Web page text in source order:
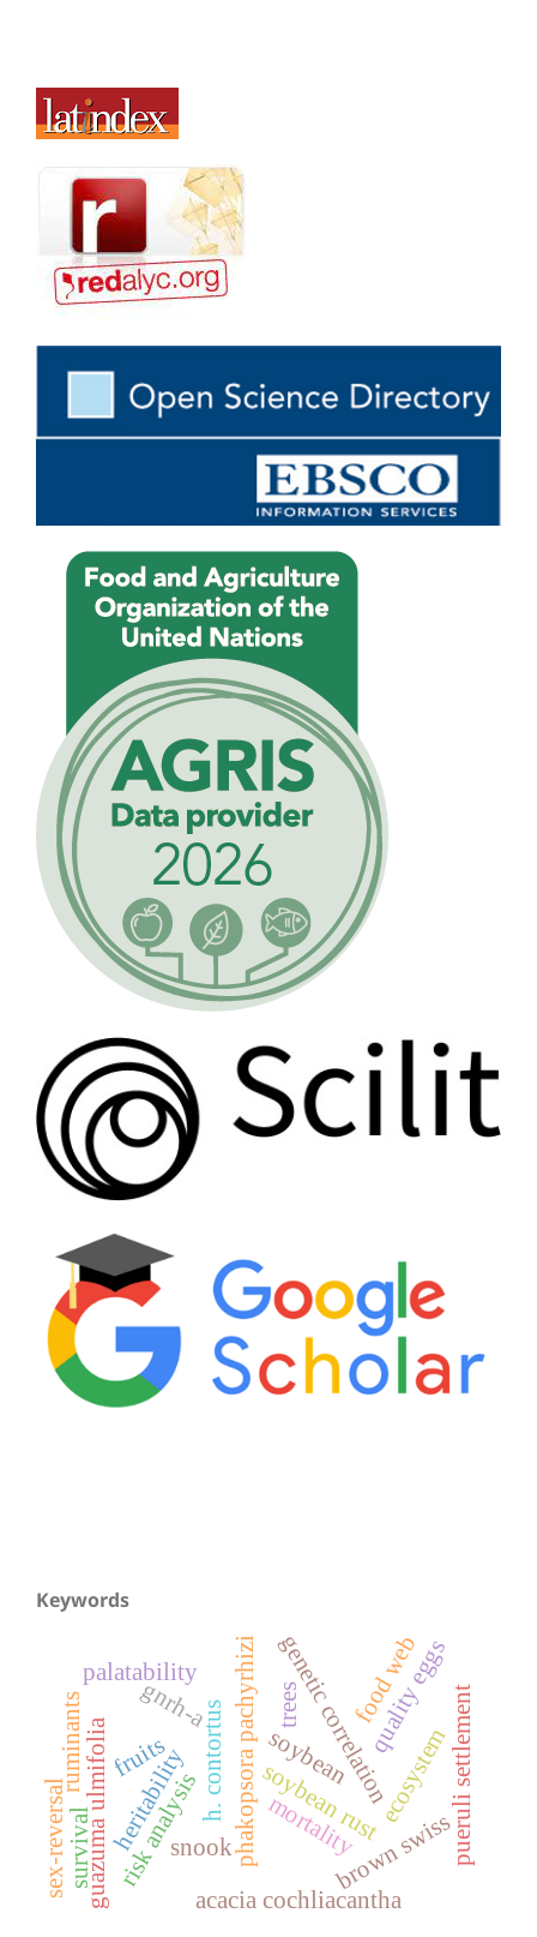
Keywords
phakopsora pachyrhizisoybean
soybean rust
risk analysis brown swiss
heritability genetic correlation
h. contortus
guazuma ulmifolia acacia cochliacantha
snook
gnrh-a quality eggs
palatability
fruits
trees
ruminants ecosystem
food web
pueruli settlement
mortality
sex-reversalsurvival